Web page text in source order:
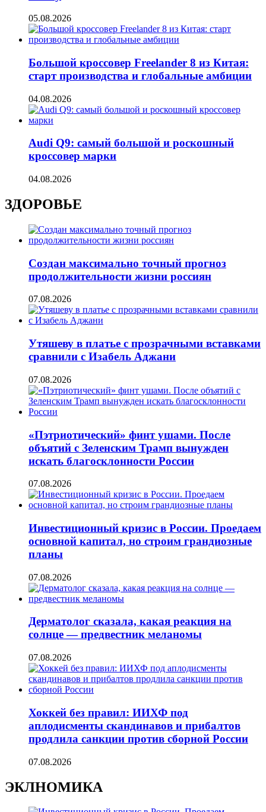
05.08.2026
Большой кроссовер Freelander 8 из Китая:
старт производства и глобальные амбиции
04.08.2026
Audi Q9: самый большой и роскошный
кроссовер марки
04.08.2026
ЗДОРОВЬЕ
Создан максимально точный прогноз
продолжительности жизни россиян
07.08.2026
Утяшеву в платье с прозрачными вставками
сравнили с Изабель Аджани
07.08.2026
«Пэтриотический» финт ушами. После
объятий с Зеленским Трамп вынужден
искать благосклонности России
07.08.2026
Инвестиционный кризис в России. Проедаем
основной капитал, но строим грандиозные
планы
07.08.2026
Дерматолог сказала, какая реакция на
солнце — предвестник меланомы
07.08.2026
Хоккей без правил: ИИХФ под
аплодисменты скандинавов и прибалтов
продлила санкции против сборной России
07.08.2026
ЭКЛНОМИКА